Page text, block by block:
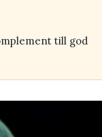
till god